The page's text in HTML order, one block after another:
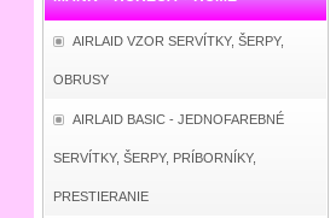
AIRLAID VZOR SERVÍTKY, ŠERPY,
OBRUSY
AIRLAID BASIC - JEDNOFAREBNÉ
SERVÍTKY, ŠERPY, PRÍBORNÍKY,
PRESTIERANIE